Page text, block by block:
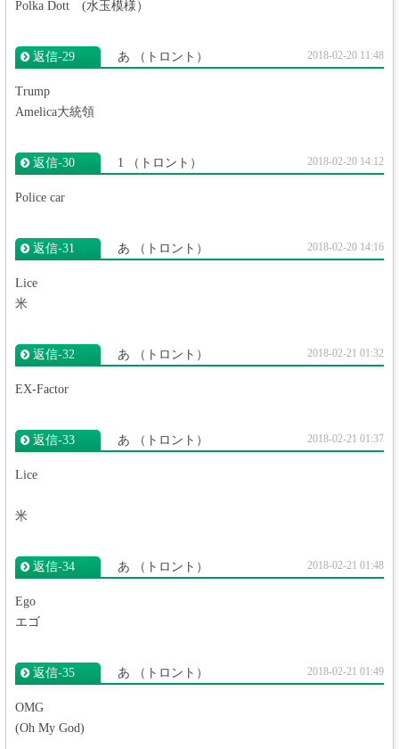
Polka Dott (水玉模様）
返信‐29 あ （トロント） 2018-02-20 11:48
Trump
Amelica大統領
返信‐30 1 （トロント） 2018-02-20 14:12
Police car
返信‐31 あ （トロント） 2018-02-20 14:16
Lice
米
返信‐32 あ （トロント） 2018-02-21 01:32
EX-Factor
返信‐33 あ （トロント） 2018-02-21 01:37
Lice
米
返信‐34 あ （トロント） 2018-02-21 01:48
Ego
エゴ
返信‐35 あ （トロント） 2018-02-21 01:49
OMG
(Oh My God)